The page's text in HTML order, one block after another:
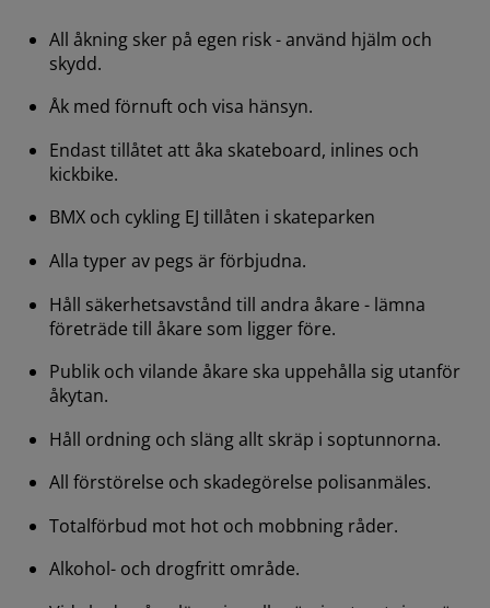
All åkning sker på egen risk - använd hjälm och
skydd.
Åk med förnuft och visa hänsyn.
Endast tillåtet att åka skateboard, inlines och
kickbike.
BMX och cykling EJ tillåten i skateparken
Alla typer av pegs är förbjudna.
Håll säkerhetsavstånd till andra åkare - lämna
företräde till åkare som ligger före.
Publik och vilande åkare ska uppehålla sig utanför
åkytan.
Håll ordning och släng allt skräp i soptunnorna.
All förstörelse och skadegörelse polisanmäles.
Totalförbud mot hot och mobbning råder.
Alkohol- och drogfritt område.